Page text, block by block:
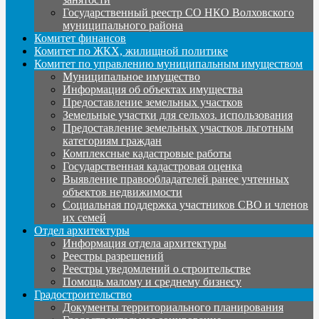
Государственный реестр СО НКО Волховского
муниципального района
Комитет финансов
Комитет по ЖКХ, жилищной политике
Комитет по управлению муниципальным имуществом
Муниципальное имущество
Информация об объектах имущества
Предоставление земельных участков
Земельные участки для сельхоз. использования
Предоставление земельных участков льготным
категориям граждан
Комплексные кадастровые работы
Государственная кадастровая оценка
Выявление правообладателей ранее учтенных
объектов недвижимости
Социальная поддержка участников СВО и членов
их семей
Отдел архитектуры
Информация отдела архитектуры
Реестры разрешений
Реестры уведомлений о строительстве
Помощь малому и среднему бизнесу
Градостроительство
Документы территориального планирования